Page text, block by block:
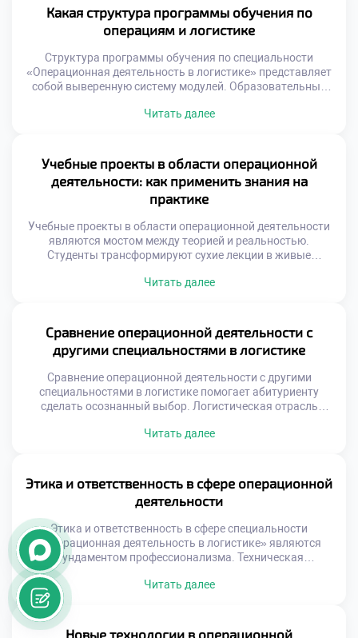
ресурсов. Логистика же управляет внешними потоками и
связями. Синергия этих направлений создает ценность
для бизнеса. Решение поступить учиться […]
Какая структура программы обучения по
операциям и логистике
Структура программы обучения по специальности
«Операционная деятельность в логистике» представляет
собой выверенную систему модулей. Образовательный
прикладными навыками управления потоками. Такая
Каждый элемент учебного плана логически связан с
другими блоками. Теория подкрепляется практикой на
каждом этапе освоения материала. Студент видит
целостную картину […]
Читать далее
Учебные проекты в области операционной
деятельности: как применить знания на
практике
Учебные проекты в области операционной деятельности
являются мостом между теорией и реальностью.
Студенты трансформируют сухие лекции в живые
знаний формирует устойчивые компетенции будущего
деятельность делает образовательный процесс
осмысленным и увлекательным. Выпускники приходят к
работодателю с портфолио готовых решений.
Традиционные методы […]
Читать далее
Сравнение операционной деятельности с
другими специальностями в логистике
Сравнение операционной деятельности с другими
специальностями в логистике помогает абитуриенту
сделать осознанный выбор. Логистическая отрасль
Каждое из них имеет уникальную специфику и требования
четко видеть свое место в системе. Многие поступающие
путают операционную деятельность с управлением
перевозками. […]
Читать далее
Этика и ответственность в сфере операционной
деятельности
Этика и ответственность в сфере специальности
«Операционная деятельность в логистике» являются
фундаментом профессионализма. Техническая
подготовка без нравственного стержня создает риски для
бизнеса. Современные компании требуют от сотрудников
осознанного подхода к обязанностям. Логистика
напрямую влияет на жизнь общества и экологию. Ошибки
в цепях поставок имеют серьезные социальные
Читать далее
Новые технологии в операционной